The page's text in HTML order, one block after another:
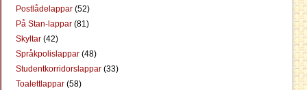
Postlådelappar (52)
På Stan-lappar (81)
Skyltar (42)
Språkpolislappar (48)
Studentkorridorslappar (33)
Toalettlappar (58)